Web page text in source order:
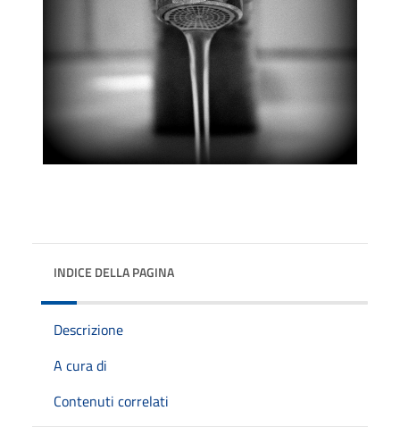
INDICE DELLA PAGINA
Descrizione
A cura di
Contenuti correlati